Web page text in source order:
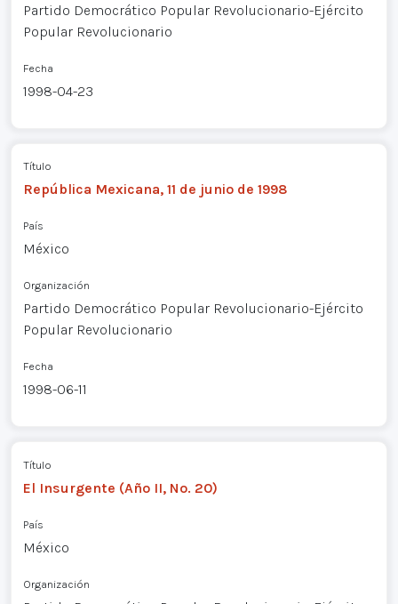
Partido Democrático Popular Revolucionario-Ejército
Popular Revolucionario
Fecha
1998-04-23
Título
República Mexicana, 11 de junio de 1998
País
México
Organización
Partido Democrático Popular Revolucionario-Ejército
Popular Revolucionario
Fecha
1998-06-11
Título
El Insurgente (Año II, No. 20)
País
México
Organización